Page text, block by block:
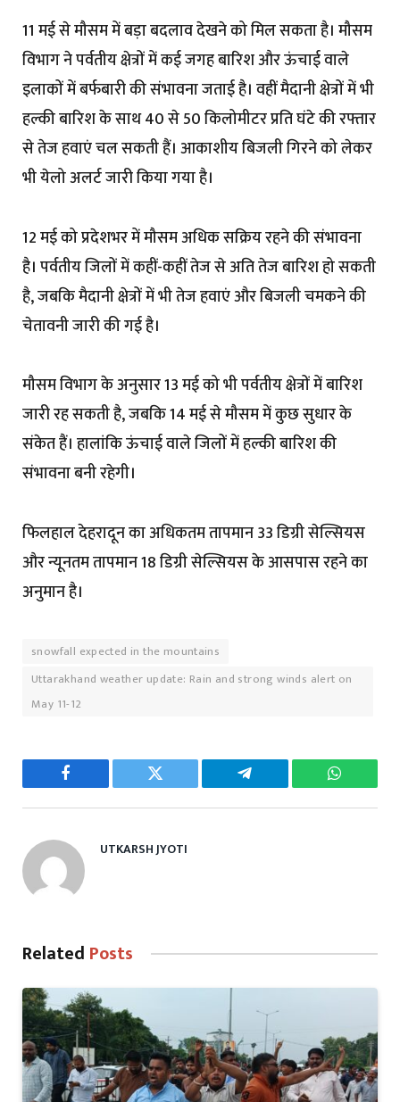
11 मई से मौसम में बड़ा बदलाव देखने को मिल सकता है। मौसम
विभाग ने पर्वतीय क्षेत्रों में कई जगह बारिश और ऊंचाई वाले
इलाकों में बर्फबारी की संभावना जताई है। वहीं मैदानी क्षेत्रों में भी
हल्की बारिश के साथ 40 से 50 किलोमीटर प्रति घंटे की रफ्तार
से तेज हवाएं चल सकती हैं। आकाशीय बिजली गिरने को लेकर
भी येलो अलर्ट जारी किया गया है।
12 मई को प्रदेशभर में मौसम अधिक सक्रिय रहने की संभावना
है। पर्वतीय जिलों में कहीं-कहीं तेज से अति तेज बारिश हो सकती
है, जबकि मैदानी क्षेत्रों में भी तेज हवाएं और बिजली चमकने की
चेतावनी जारी की गई है।
मौसम विभाग के अनुसार 13 मई को भी पर्वतीय क्षेत्रों में बारिश
जारी रह सकती है, जबकि 14 मई से मौसम में कुछ सुधार के
संकेत हैं। हालांकि ऊंचाई वाले जिलों में हल्की बारिश की
संभावना बनी रहेगी।
फिलहाल देहरादून का अधिकतम तापमान 33 डिग्री सेल्सियस
और न्यूनतम तापमान 18 डिग्री सेल्सियस के आसपास रहने का
अनुमान है।
snowfall expected in the mountains
Uttarakhand weather update: Rain and strong winds alert on
May 11-12
Facebook Twitter Telegram
UTKARSH JYOTI
Related Posts